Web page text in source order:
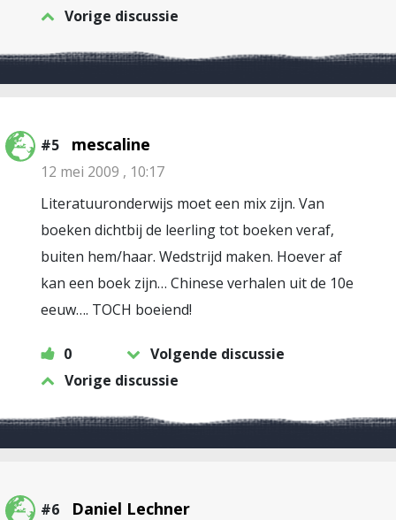
Vorige discussie
#5 mescaline
12 mei 2009 , 10:17
Literatuuronderwijs moet een mix zijn. Van
boeken dichtbij de leerling tot boeken veraf,
buiten hem/haar. Wedstrijd maken. Hoever af
kan een boek zijn… Chinese verhalen uit de 10e
eeuw…. TOCH boeiend!
0
Volgende discussie
Vorige discussie
#6 Daniel Lechner